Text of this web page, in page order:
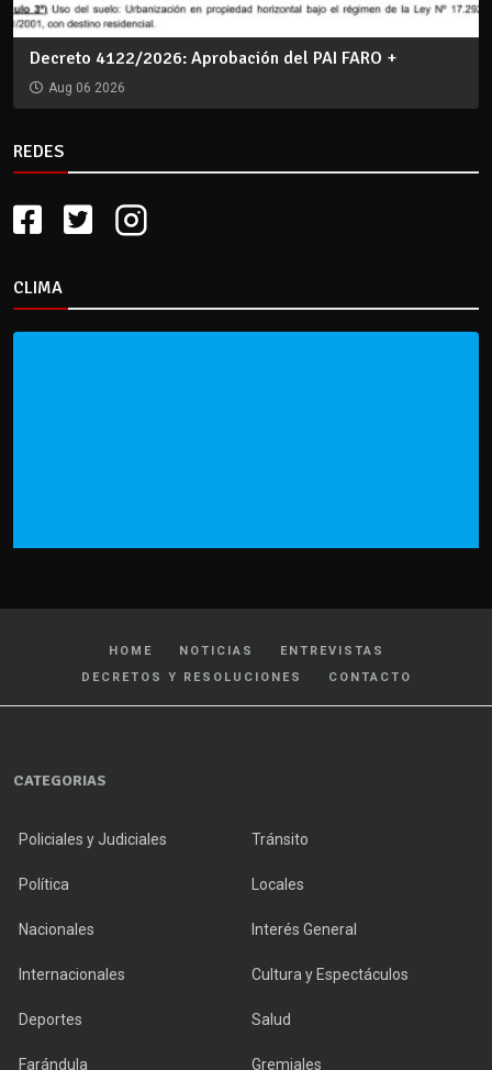
Decreto 4122/2026: Aprobación del PAI FARO +
Aug 06 2026
REDES
CLIMA
HOME NOTICIAS
ENTREVISTAS
DECRETOS Y RESOLUCIONES
CONTACTO
CATEGORIAS
Policiales y Judiciales Tránsito
Política Locales
Nacionales Interés General
Internacionales Cultura y Espectáculos
Deportes Salud
Farándula Gremiales